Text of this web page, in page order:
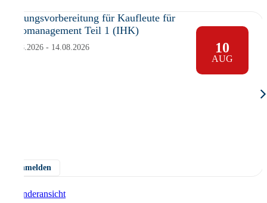
10
AUG
Prüfungsvorbereitung für Kaufleute für
Büromanagement Teil 1 (IHK)
10.08.2026 - 14.08.2026
Anmelden
Kalenderansicht